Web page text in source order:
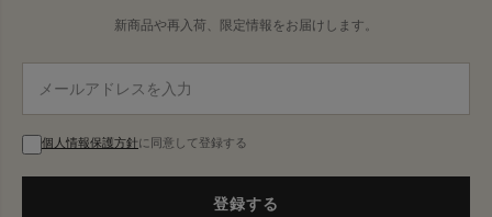
新商品や再入荷、限定情報をお届けします。
個人情報保護方針に同意して登録する
登録する